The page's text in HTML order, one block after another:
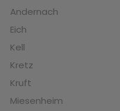
Andernach
Eich
Kell
Kretz
Kruft
Miesenheim